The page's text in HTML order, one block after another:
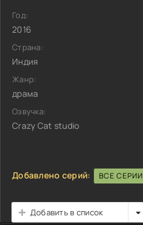
Год:
2016
Страна:
Индия
Жанр:
драма
Озвучка:
Crazy Cat studio
Добавлено серий: ВСЕ СЕРИИ
Добавить в список